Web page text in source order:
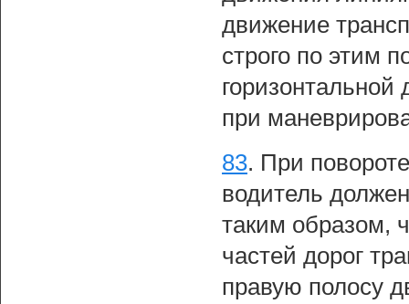
движение
строго по этим
горизонтальной
при
83. При
водитель
таким образом,
частей дорог
правую полосу